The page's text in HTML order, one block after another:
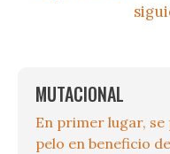
MUTACIONAL
En primer lugar,
pelo en beneficio